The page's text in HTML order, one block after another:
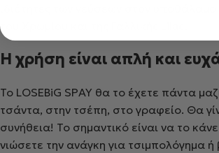
του Χρωμίου και της Γαλλικής Lilac.
Η χρήση είναι απλή και
Το LOSEBiG SPAY θα το έχετε πάντα
τσάντα, στην τσέπη, στο γραφείο. Θα
συνήθεια! Το σημαντικό είναι να το
νιώσετε την ανάγκη για τσιμπολόγημα ή